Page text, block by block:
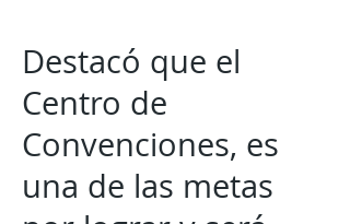
Destacó que el
Centro de
Convenciones, es
una de las metas